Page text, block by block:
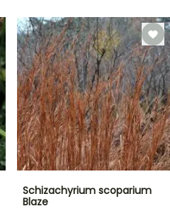
Schizachyrium scoparium
Blaze